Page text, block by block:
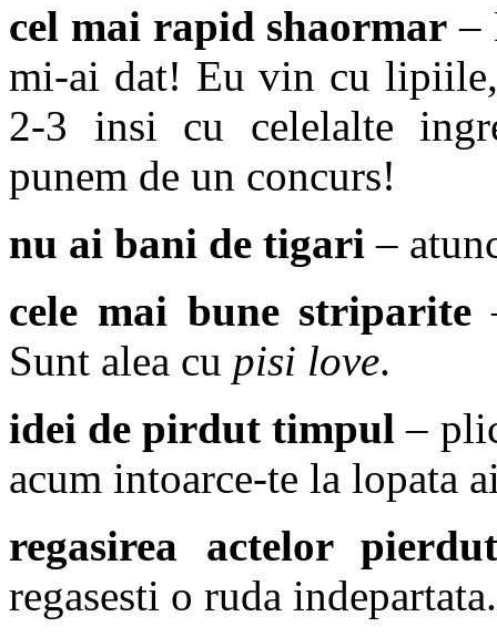
cel mai rapid shaormar –
mi-ai dat! Eu vin cu
2-3 insi cu celelalte
punem de un concurs!
nu ai bani de tigari –
cele mai bune striparite
Sunt alea cu pisi love.
idei de pirdut timpul –
acum intoarce-te la lopata
regasirea actelor
regasesti o ruda